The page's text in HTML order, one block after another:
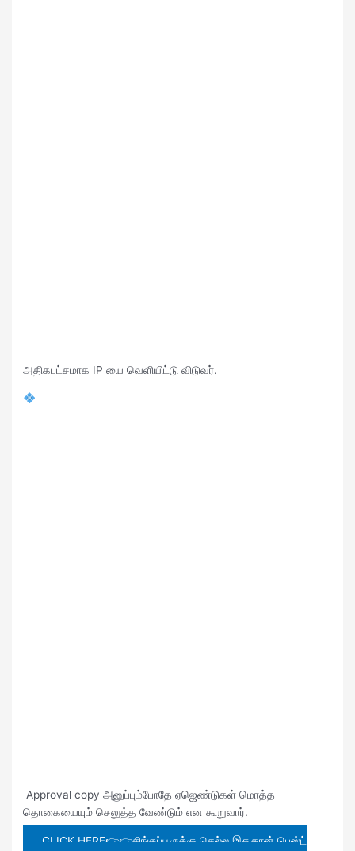
அதிகபட்சமாக IP யை வெளியிட்டு விடுவர்.
Approval copy அனுப்பும்போதே ஏஜெண்டுகள் மொத்த
தொகையையும் செலுத்த வேண்டும் என கூறுவார்.
CLICK HERE👉👉சிங்கப்பூருக்கு செல்ல இதுதான் பெஸ்ட்